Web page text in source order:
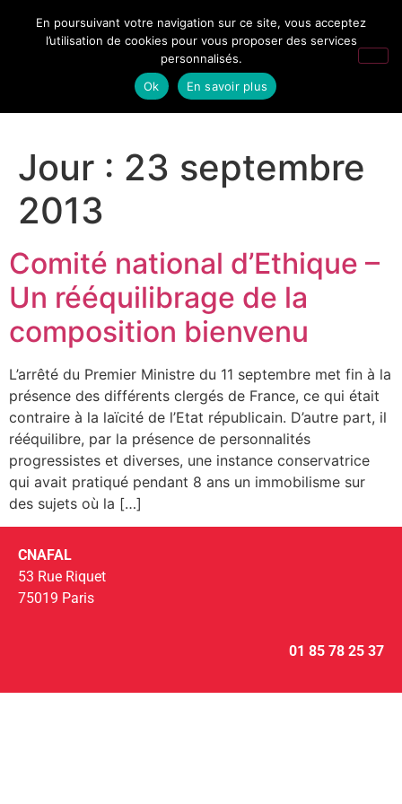
Jour : 23 septembre
2013
Comité national d’Ethique –
Un rééquilibrage de la
composition bienvenu
L’arrêté du Premier Ministre du 11 septembre met fin à la
présence des différents clergés de France, ce qui était
contraire à la laïcité de l’Etat républicain. D’autre part, il
rééquilibre, par la présence de personnalités
progressistes et diverses, une instance conservatrice
qui avait pratiqué pendant 8 ans un immobilisme sur
des sujets où la […]
CNAFAL
53 Rue Riquet
75019 Paris
01 85 78 25 37
En poursuivant votre navigation sur ce site, vous acceptez
l’utilisation de cookies pour vous proposer des services
personnalisés.
Ok
En savoir plus